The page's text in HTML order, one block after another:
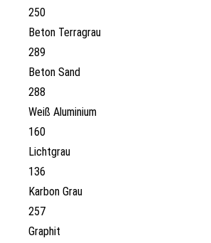
250
Beton Terragrau
289
Beton Sand
288
Weiß Aluminium
160
Lichtgrau
136
Karbon Grau
257
Graphit